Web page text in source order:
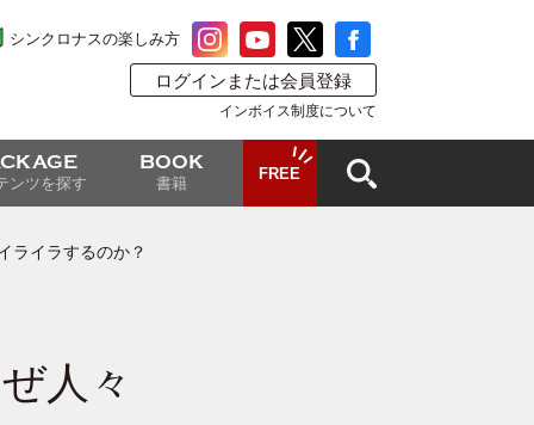
シンクロナスの楽しみ方
ログインまたは会員登録
インボイス制度について
ンツを探す
BOOK
書籍
FREE
ライラするのか？
人々